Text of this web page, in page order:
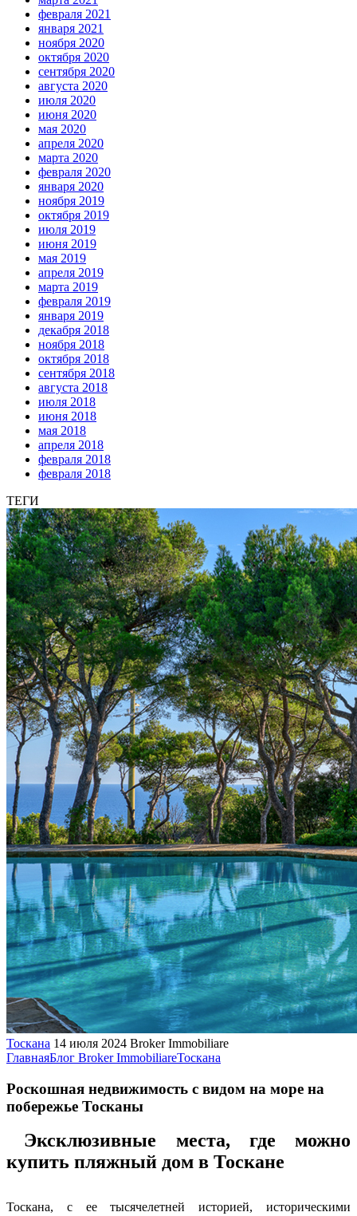
февраля 2021
января 2021
ноября 2020
октября 2020
сентября 2020
августа 2020
июля 2020
июня 2020
мая 2020
апреля 2020
марта 2020
февраля 2020
января 2020
ноября 2019
октября 2019
июля 2019
июня 2019
мая 2019
апреля 2019
марта 2019
февраля 2019
января 2019
декабря 2018
ноября 2018
октября 2018
сентября 2018
августа 2018
июля 2018
июня 2018
мая 2018
апреля 2018
февраля 2018
февраля 2018
ТЕГИ
Тоскана 14 июля 2024 Broker Immobiliare
ГлавнаяБлог Broker ImmobiliareТоскана
Роскошная недвижимость с видом на море на
побережье Тосканы
Эксклюзивные места, где можно
купить пляжный дом в Тоскане
Тоскана, с ее тысячелетней историей, историческими